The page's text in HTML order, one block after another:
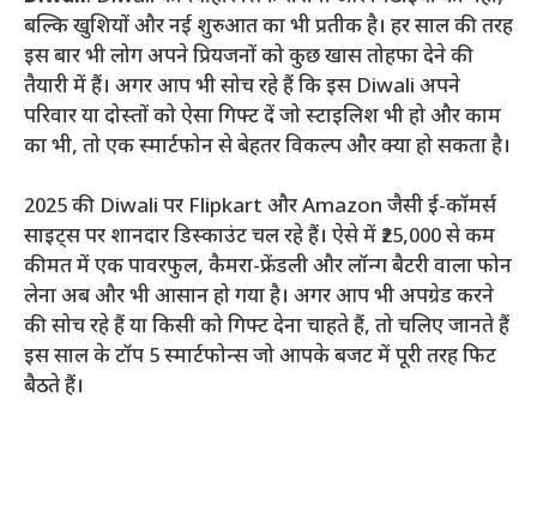
बल्कि खुशियों और नई शुरुआत का भी प्रतीक है। हर साल की तरह
इस बार भी लोग अपने प्रियजनों को कुछ खास तोहफा देने की
तैयारी में हैं। अगर आप भी सोच रहे हैं कि इस Diwali अपने
परिवार या दोस्तों को ऐसा गिफ्ट दें जो स्टाइलिश भी हो और काम
का भी, तो एक स्मार्टफोन से बेहतर विकल्प और क्या हो सकता है।
2025 की Diwali पर Flipkart और Amazon जैसी ई-कॉमर्स
साइट्स पर शानदार डिस्काउंट चल रहे हैं। ऐसे में ₹25,000 से कम
कीमत में एक पावरफुल, कैमरा-फ्रेंडली और लॉन्ग बैटरी वाला फोन
लेना अब और भी आसान हो गया है। अगर आप भी अपग्रेड करने
की सोच रहे हैं या किसी को गिफ्ट देना चाहते हैं, तो चलिए जानते हैं
इस साल के टॉप 5 स्मार्टफोन्स जो आपके बजट में पूरी तरह फिट
बैठते हैं।